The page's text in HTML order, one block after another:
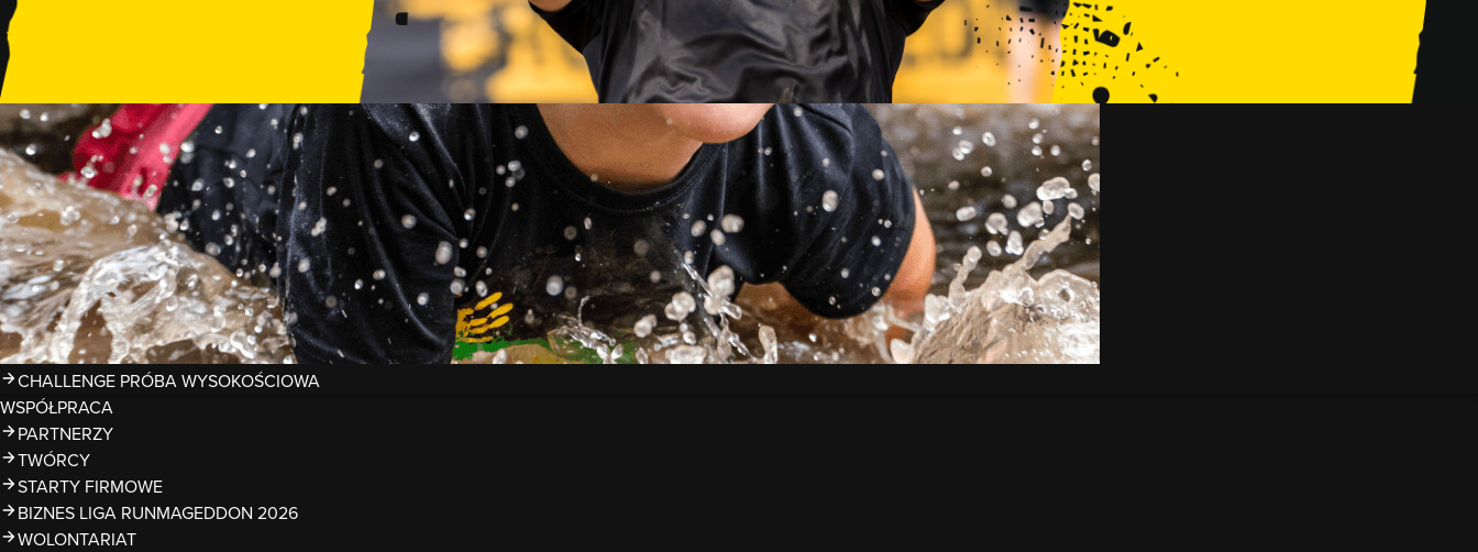
ZDJĘCIA
KALENDARZ 2026
WYNIKI
LIGA RUNMAGEDDON 2026
SUPERLIGA RUNMAGEDDON 2026
SUPERLIGA RMG KIDS 2026
KWALIFIKACJE DO MISTRZOSTW EUROPY I ŚWIATA OCR
TROFEA
LEGENDY RUNMAGEDDON
MAGAZYN
CHALLENGE PRÓBA WYSOKOŚCIOWA
WSPÓŁPRACA
PARTNERZY
TWÓRCY
STARTY FIRMOWE
BIZNES LIGA RUNMAGEDDON 2026
WOLONTARIAT